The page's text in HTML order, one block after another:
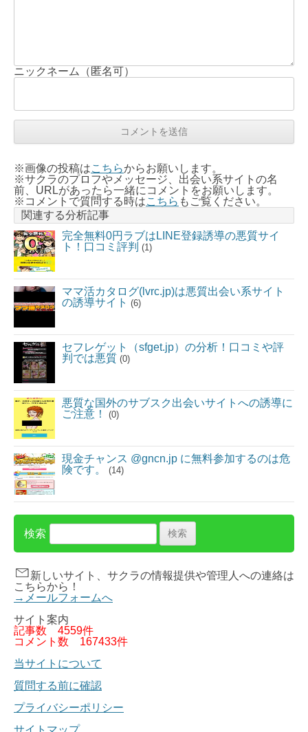
ニックネーム（匿名可）
※画像の投稿はこちらからお願いします。
※サクラのプロフやメッセージ、出会い系サイトの名
前、URLがあったら一緒にコメントをお願いします。
※コメントで質問する時はこちら もご覧ください。
関連する分析記事
完全無料0円ラブはLINE登録誘導の悪質サイ
ト！口コミ評判 (1)
ママ活カタログ(lvrc.jp)は悪質出会い系サイト
の誘導サイト (6)
セフレゲット（sfget.jp）の分析！口コミや評
判では悪質 (0)
悪質な国外のサブスク出会いサイトへの誘導に
ご注意！
(0)
現金チャンス @gncn.jp に無料参加するのは危
険です。
(14)
検索
新しいサイト、サクラの情報提供や管理人への連絡は
こちらから！
→メールフォームへ
サイト案内
記事数 4559件
コメント数 167433件
当サイトについて
質問する前に確認
プライバシーポリシー
サイトマップ